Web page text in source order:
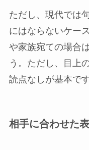
ただし、現代では
にはならないケー
や家族宛ての場合
う。ただし、目上
読点なしが基本です
相手に合わせた